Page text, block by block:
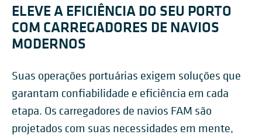
ELEVE A EFICIÊNCIA DO SEU PORTO
COM CARREGADORES DE NAVIOS
MODERNOS
Suas operações portuárias exigem soluções que
garantam confiabilidade e eficiência em cada
etapa. Os carregadores de navios FAM são
projetados com suas necessidades em mente,